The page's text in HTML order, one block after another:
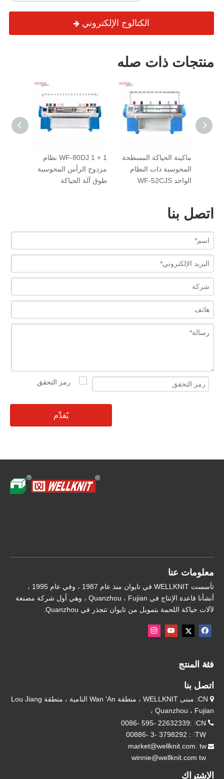
الكتالوج الإلكتروني
منتجات ذات صله
مزدوج الرأس
ماكينة الحياكة المسطحة
المحوسبة ذات النظام
الواحد WF-52CJS
WF-52SJT آلة ياقة
جاكار كاملة ذات ثلاثة
اتصل بنا
يُقدِّم
معلومات عنا
تأسست WELLKNIT في تايوان منذ عام 1987 ، وفي عام 1995 ،
أنشأنا قاعدة الإنتاج في Quanzhou ، Fujian ، وهي أول شركة مصنعة
لآلات حياكة اللحمة بتمويل من تايوان تتجذر في Quanzhou.
فئة المنتج
اتصل بنا

CN: مبنى WELLKNIT ، منطقة Wan 'An النامية ، منطقة Lou Jiang
، Quanzhou ، Fujian

CN
:22632339 -595 -0086
: 3798292 -3 -00886

market@wellknit.com. tw
winnie@wellknit.com tw
الإشتراك